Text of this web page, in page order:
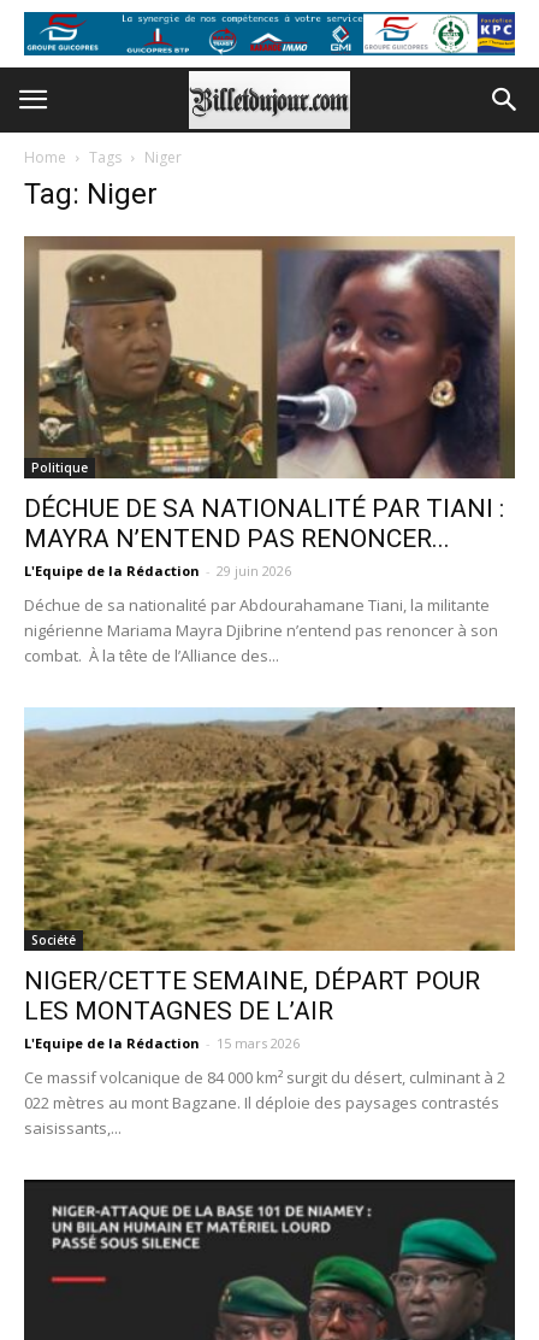
Home Tags Niger
Tag: Niger
Politique
DÉCHUE DE SA NATIONALITÉ PAR TIANI :
MAYRA N’ENTEND PAS RENONCER...
L'Equipe de la Rédaction - 29 juin 2026
Déchue de sa nationalité par Abdourahamane Tiani, la militante
nigérienne Mariama Mayra Djibrine n’entend pas renoncer à son
combat. À la tête de l’Alliance des...
Société
NIGER/CETTE SEMAINE, DÉPART POUR
LES MONTAGNES DE L’AIR
L'Equipe de la Rédaction - 15 mars 2026
Ce massif volcanique de 84 000 km² surgit du désert, culminant à 2
022 mètres au mont Bagzane. Il déploie des paysages contrastés
saisissants,...